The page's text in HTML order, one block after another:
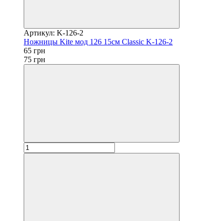
Артикул: K-126-2
Ножницы Kite мод 126 15см Classic K-126-2
65 грн
75 грн